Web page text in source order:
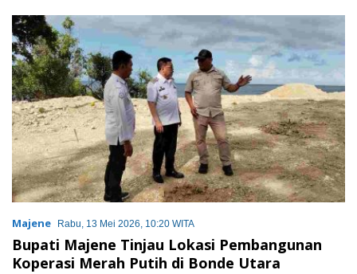
Tanah Air
Majene Rabu, 13 Mei 2026, 10:20 WITA
Bupati Majene Tinjau Lokasi Pembangunan
Koperasi Merah Putih di Bonde Utara